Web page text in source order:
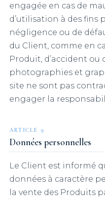
engagée en cas de
d’utilisation à des fins
négligence ou de
du Client, comme en
Produit, d’accident ou
photographies et
site ne sont pas
engager la
ARTICLE 9
Données personnelles
Le Client est informé
données à caractère
la vente des Produits